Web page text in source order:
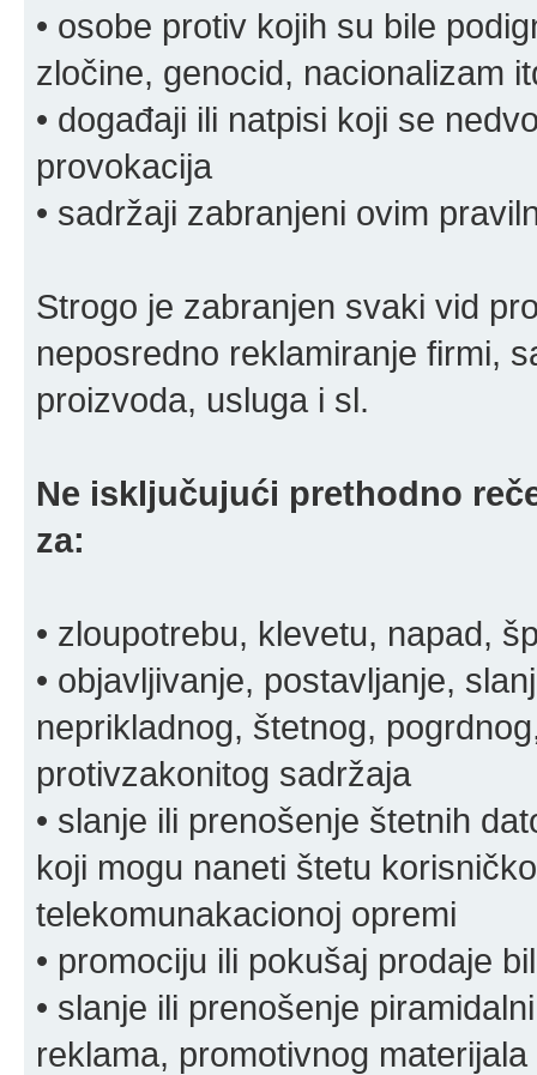
• osobe protiv kojih su bile
zločine, genocid, nacionalizam
• događaji ili natpisi koji se
provokacija
• sadržaji zabranjeni ovim
Strogo je zabranjen svaki vid
neposredno reklamiranje firmi,
proizvoda, usluga i sl.
Ne isključujući prethodno
za:
• zloupotrebu, klevetu, napad,
• objavljivanje, postavljanje,
neprikladnog, štetnog,
protivzakonitog sadržaja
• slanje ili prenošenje štetnih
koji mogu naneti štetu
telekomunakacionoj opremi
• promociju ili pokušaj prodaje
• slanje ili prenošenje
reklama, promotivnog